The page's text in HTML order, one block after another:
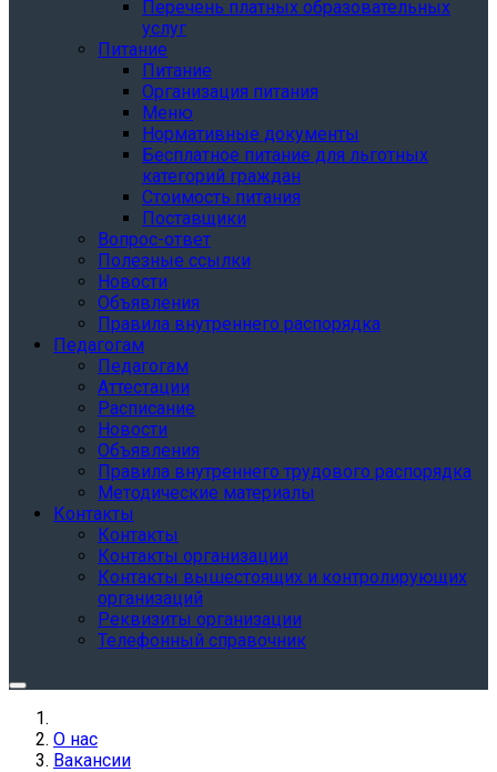
Перечень платных образовательных
услуг
Питание
Питание
Организация питания
Меню
Нормативные документы
Бесплатное питание для льготных
категорий граждан
Стоимость питания
Поставщики
Вопрос-ответ
Полезные ссылки
Новости
Объявления
Правила внутреннего распорядка
Педагогам
Педагогам
Аттестации
Расписание
Новости
Объявления
Правила внутреннего трудового распорядка
Методические материалы
Контакты
Контакты
Контакты организации
Контакты вышестоящих и контролирующих
организаций
Реквизиты организации
Телефонный справочник
О нас
Вакансии